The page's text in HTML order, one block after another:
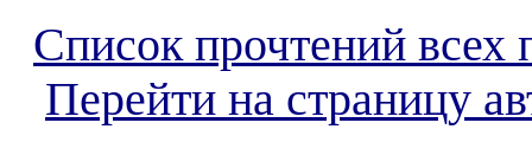
Список прочтений всех
Перейти на страницу